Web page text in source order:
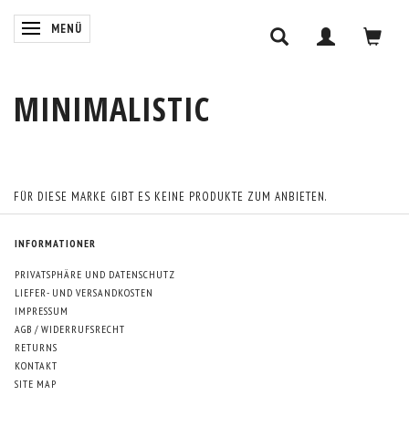
ANZEIGE ÄNDERN
MENÜ
MINIMALISTIC
FÜR DIESE MARKE GIBT ES KEINE PRODUKTE ZUM ANBIETEN.
INFORMATIONER
PRIVATSPHÄRE UND DATENSCHUTZ
LIEFER- UND VERSANDKOSTEN
IMPRESSUM
AGB / WIDERRUFSRECHT
RETURNS
KONTAKT
SITE MAP